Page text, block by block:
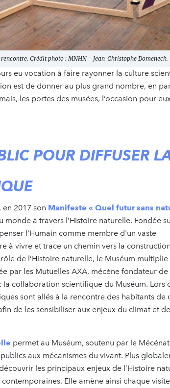
Crédit photo : MNHN - Jean-Christophe Domenech.
eu vocation à faire rayonner la culture
est de donner au plus grand nombre, en
les portes des musées, l’occasion pour
POUR DIFFUSER
en 2017 son Manifeste « Quel futur sans
à travers l’Histoire naturelle. Fondée
l'Humain comme membre d'un vaste
à vivre et trace un chemin vers la
de l’Histoire naturelle, le Muséum multiplie
par les Mutuelles AXA, mécène fondateur de
la collaboration scientifique du Muséum. Lors
sont allés à la rencontre des habitants de
de les sensibiliser aux enjeux du climat et
permet au Muséum, soutenu par le
aux mécanismes du vivant. Plus
les principaux enjeux de l’Histoire
Elle amène ainsi chaque